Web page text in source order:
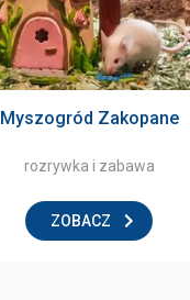
Myszogród Zakopane
rozrywka i zabawa
ZOBACZ